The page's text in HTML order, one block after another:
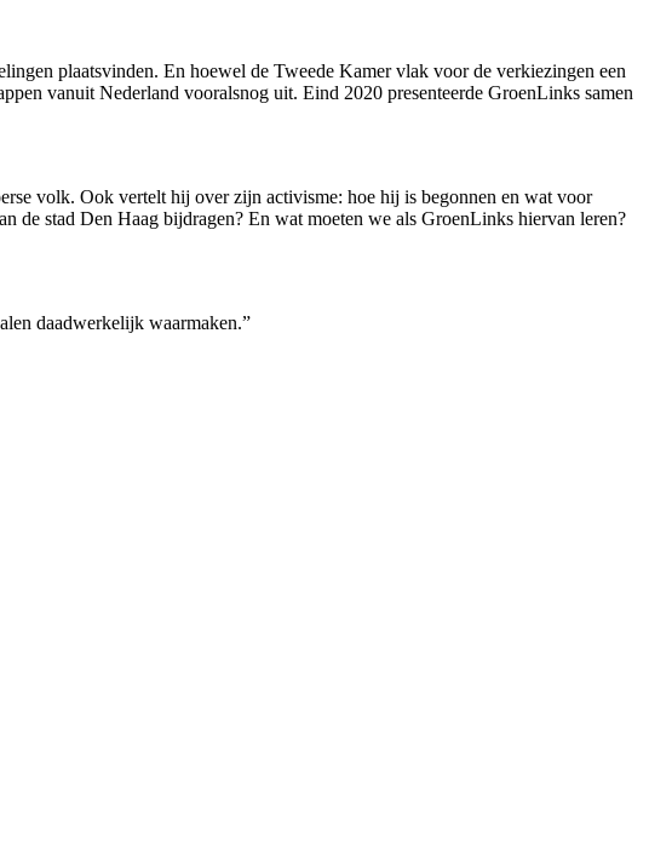
plaatsvinden. En hoewel de Tweede Kamer vlak voor de verkiezingen een
vanuit Nederland vooralsnog uit. Eind 2020 presenteerde GroenLinks samen
volk. Ook vertelt hij over zijn activisme: hoe hij is begonnen en wat voor
de stad Den Haag bijdragen? En wat moeten we als GroenLinks hiervan leren?
daadwerkelijk waarmaken.”